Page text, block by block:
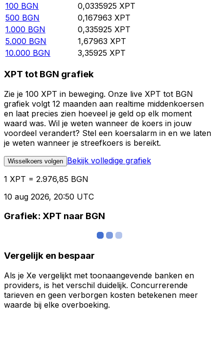
100 BGN 0,0335925 XPT
500 BGN 0,167963 XPT
1.000 BGN 0,335925 XPT
5.000 BGN 1,67963 XPT
10.000 BGN 3,35925 XPT
XPT tot BGN grafiek
Zie je 100 XPT in beweging. Onze live XPT tot BGN
grafiek volgt 12 maanden aan realtime middenkoersen
en laat precies zien hoeveel je geld op elk moment
waard was. Wil je weten wanneer de koers in jouw
voordeel verandert? Stel een koersalarm in en we laten
je weten wanneer je streefkoers is bereikt.
Wisselkoers volgen Bekijk volledige grafiek
1 XPT = 2.976,85 BGN
10 aug 2026, 20:50 UTC
Grafiek: XPT naar BGN
Vergelijk en bespaar
Als je Xe vergelijkt met toonaangevende banken en
providers, is het verschil duidelijk. Concurrerende
tarieven en geen verborgen kosten betekenen meer
waarde bij elke overboeking.